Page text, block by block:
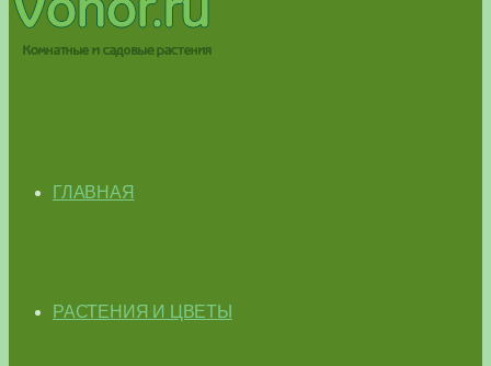
ГЛАВНАЯ
РАСТЕНИЯ И ЦВЕТЫ